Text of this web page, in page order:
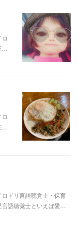
ドリ言語聴覚士・保育
語聴覚士といえば愛…